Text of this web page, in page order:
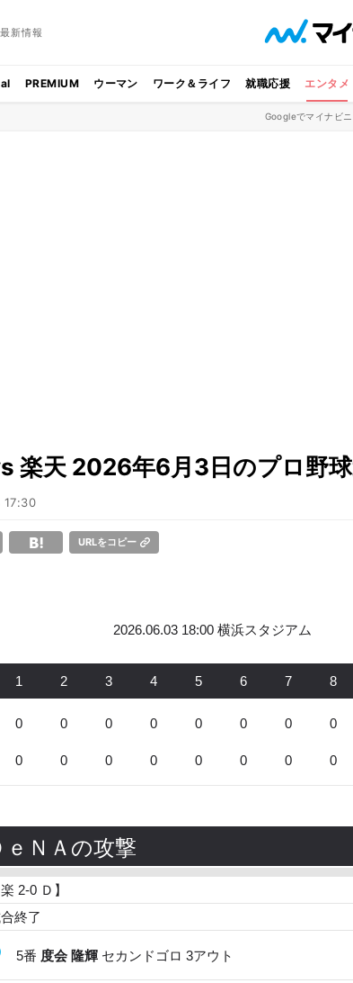
新情報
PREMIUM ウーマン ワーク＆ライフ 就職応援 エンタメ
Googleでマイナビ
楽天 2026年6月3日のプロ野
URLをコピー
2026.06.03 18:00 横浜スタジアム
1 2 3 4 5 6 7 8
0 0 0 0 0 0 0 0
0 0 0 0 0 0 0 0
ＮＡの攻撃
楽 2-0 Ｄ】
終了
5番 度会 隆輝 セカンドゴロ 3アウト